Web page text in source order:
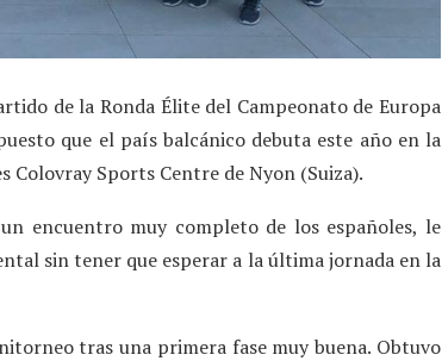
de la Ronda Élite del Campeonato de Europa
que el país balcánico debuta este año en la
Colovray Sports Centre de Nyon (Suiza).
encuentro muy completo de los españoles, le
sin tener que esperar a la última jornada en la
tras una primera fase muy buena. Obtuvo